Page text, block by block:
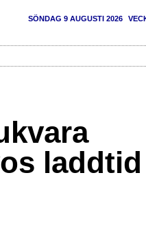
SÖNDAG 9 AUGUSTI 2026
laddtid